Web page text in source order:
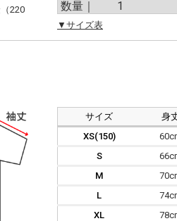
220
▼サイズ表
サイズ 身
XS(150)
S
M
L
XL